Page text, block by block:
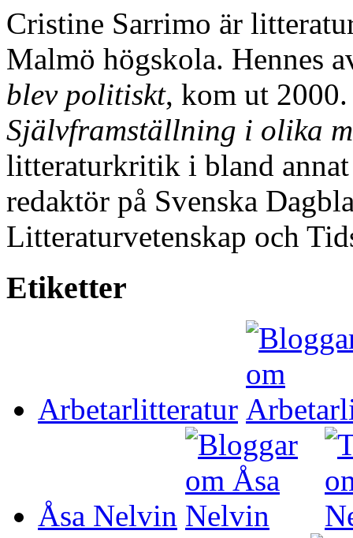
Cristine Sarrimo är
Malmö högskola. Hennes
blev politiskt, kom ut
Självframställning i olika
litteraturkritik i bland
redaktör på Svenska
Litteraturvetenskap och
Etiketter
Arbetarlitteratur
Åsa Nelvin